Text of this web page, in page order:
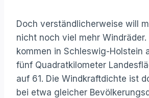
Doch verständlicherweise will
nicht noch viel mehr
kommen in Schleswig-Holstein
fünf Quadratkilometer
auf 61. Die Windkraftdichte ist
bei etwa gleicher